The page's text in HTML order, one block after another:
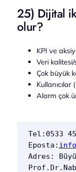
25) Dijital
olur?
KPI ve
Veri
Çok büyük
Alarm çok
Tel:0533
Eposta:
Adres: